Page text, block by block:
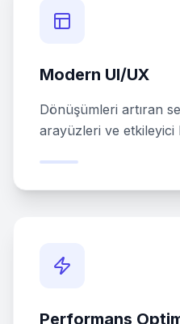
Modern UI/UX
Dönüşümleri artıran
arayüzleri ve etkileyici
Performans